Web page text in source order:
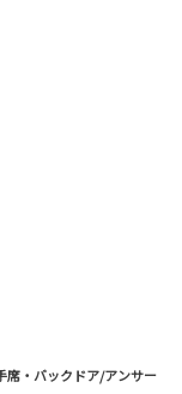
席・バックドア/アンサー